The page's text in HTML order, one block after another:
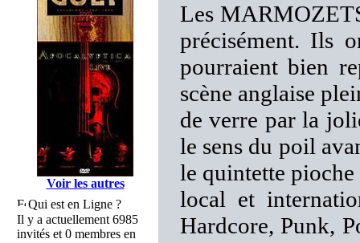
Voir les autres
Qui est en Ligne ?
Il y a actuellement 6985
invités et 0 membres en
Les
précisément. Ils
pourraient bien
scène anglaise
de verre par la
le sens du poil
le quintette pioche
local et
Hardcore, Punk,